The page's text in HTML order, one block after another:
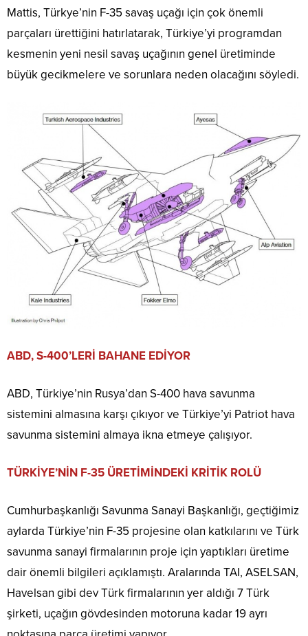
Mattis, Türkye’nin F-35 savaş uçağı için çok önemli
parçaları ürettiğini hatırlatarak, Türkiye’yi programdan
kesmenin yeni nesil savaş uçağının genel üretiminde
büyük gecikmelere ve sorunlara neden olacağını söyledi.
ABD, S-400’LERİ BAHANE EDİYOR
ABD, Türkiye’nin Rusya’dan S-400 hava savunma
sistemini almasına karşı çıkıyor ve Türkiye’yi Patriot hava
savunma sistemini almaya ikna etmeye çalışıyor.
TÜRKİYE’NİN F-35 ÜRETİMİNDEKİ KRİTİK ROLÜ
Cumhurbaşkanlığı Savunma Sanayi Başkanlığı, geçtiğimiz
aylarda Türkiye’nin F-35 projesine olan katkılarını ve Türk
savunma sanayi firmalarının proje için yaptıkları üretime
dair önemli bilgileri açıklamıştı. Aralarında TAI, ASELSAN,
Havelsan gibi dev Türk firmalarının yer aldığı 7 Türk
şirketi, uçağın gövdesinden motoruna kadar 19 ayrı